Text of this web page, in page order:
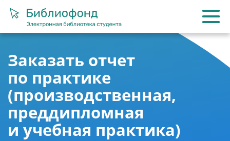
Заказать отчет
по практике
(производственная,
преддипломная
и учебная практика)